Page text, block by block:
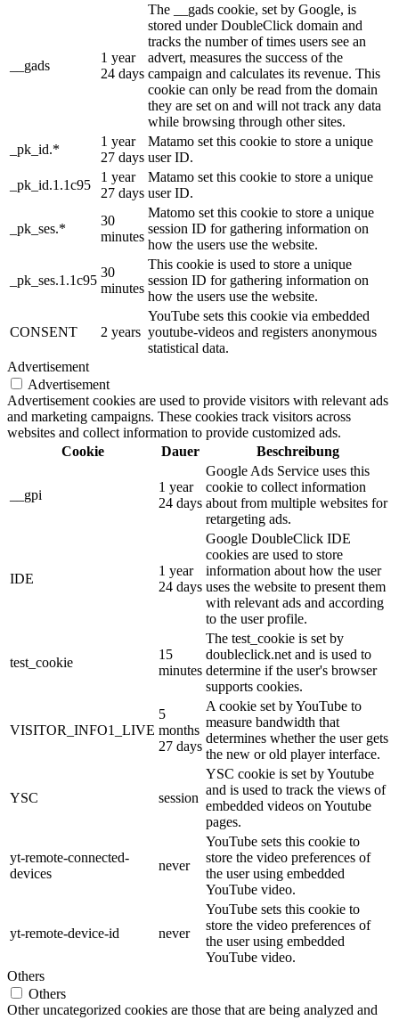
__gads
1 year
24 days
The __gads cookie, set by Google, is
stored under DoubleClick domain and
tracks the number of times users see an
advert, measures the success of the
campaign and calculates its revenue. This
cookie can only be read from the domain
they are set on and will not track any data
while browsing through other sites.
_pk_id.*
1 year
27 days
Matamo set this cookie to store a unique
user ID.
_pk_id.1.1c95
1 year
27 days
Matamo set this cookie to store a unique
user ID.
_pk_ses.*
30
minutes
Matomo set this cookie to store a unique
session ID for gathering information on
how the users use the website.
_pk_ses.1.1c95
30
minutes
This cookie is used to store a unique
session ID for gathering information on
how the users use the website.
CONSENT 2 years
YouTube sets this cookie via embedded
youtube-videos and registers anonymous
statistical data.
Advertisement
Advertisement
Advertisement cookies are used to provide visitors with relevant ads
and marketing campaigns. These cookies track visitors across
websites and collect information to provide customized ads.
Cookie
Dauer Beschreibung
__gpi
1 year
24 days
Google Ads Service uses this
cookie to collect information
about from multiple websites for
retargeting ads.
IDE
1 year
24 days
Google DoubleClick IDE
cookies are used to store
information about how the user
uses the website to present them
with relevant ads and according
to the user profile.
test_cookie
15
minutes
The test_cookie is set by
doubleclick.net and is used to
determine if the user's browser
supports cookies.
VISITOR_INFO1_LIVE
5
months
27 days
A cookie set by YouTube to
measure bandwidth that
determines whether the user gets
the new or old player interface.
YSC session
YSC cookie is set by Youtube
and is used to track the views of
embedded videos on Youtube
pages.
yt-remote-connected-
devices
never
YouTube sets this cookie to
store the video preferences of
the user using embedded
YouTube video.
yt-remote-device-id never
YouTube sets this cookie to
store the video preferences of
the user using embedded
YouTube video.
Others
Others
Other uncategorized cookies are those that are being analyzed and